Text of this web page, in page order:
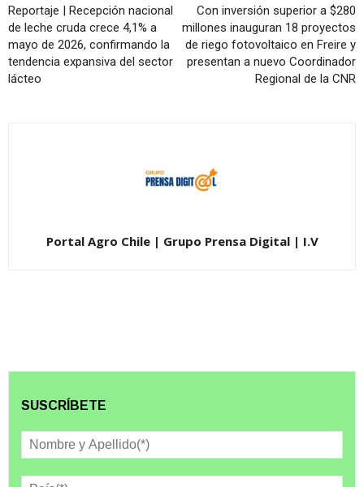
Reportaje | Recepción nacional
de leche cruda crece 4,1% a
mayo de 2026, confirmando la
tendencia expansiva del sector
lácteo
Con inversión superior a $280
millones inauguran 18 proyectos
de riego fotovoltaico en Freire y
presentan a nuevo Coordinador
Regional de la CNR
Portal Agro Chile | Grupo Prensa Digital | I.V
SUSCRÍBETE